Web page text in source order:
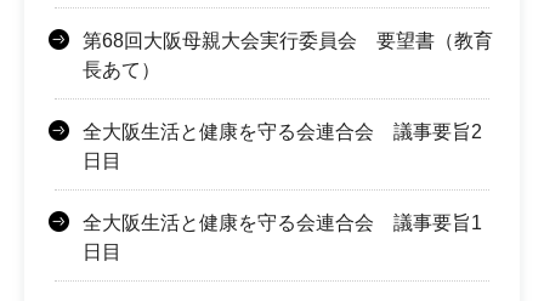
第68回大阪母親大会実行委員会 要望書（教育
長あて）
全大阪生活と健康を守る会連合会 議事要旨2
日目
全大阪生活と健康を守る会連合会 議事要旨1
日目